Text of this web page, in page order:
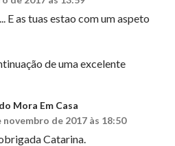
E as tuas estao com um aspeto
de uma excelente
Mora Em Casa
novembro de 2017 às 18:50
Catarina.